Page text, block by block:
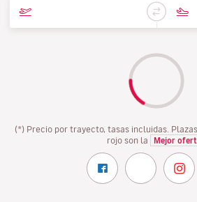
(*) Precio por trayecto, tasas incluidas.
rojo son la
Mejor